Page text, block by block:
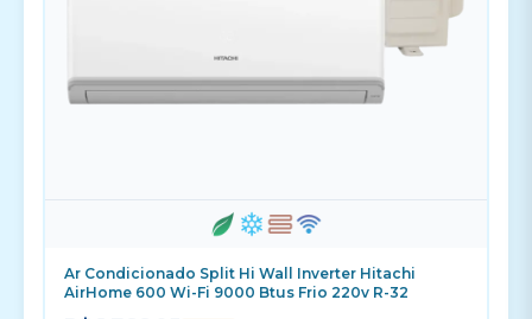
Ar Condicionado Split Hi Wall Inverter Hitachi
AirHome 600 Wi-Fi 9000 Btus Frio 220v R-32